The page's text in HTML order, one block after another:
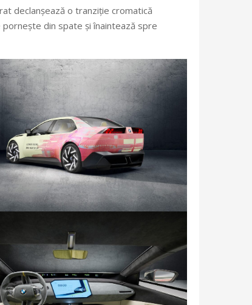
declanșează o tranziție cromatică
din spate și înaintează spre